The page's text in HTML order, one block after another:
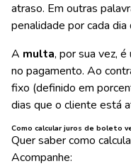
atraso. Em outras
penalidade por cada dia
A multa, por sua vez,
no pagamento. Ao
fixo (definido em
dias que o cliente está
Como calcular juros de boleto
Quer saber como
Acompanhe: